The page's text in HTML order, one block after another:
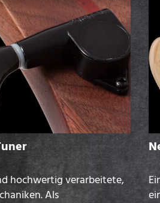
hochwertig verarbeitete,
Als